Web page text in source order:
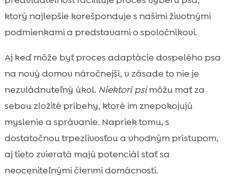
ktorý najlepšie korešponduje s našimi životnými
podmienkami a predstavami o spoločníkovi.
Aj keď môže byť proces adaptácie dospelého psa
na nový domov náročnejší, v zásade to nie je
nezvládnuteľný úkol. Niektorí psimôžu mať za
sebou zložité príbehy, ktoré im znepokojujú
myslenie a správanie. Napriek tomu, s
dostatočnou trpezlivosťou a vhodným prístupom,
aj tieto zvieratá majú potenciál stať sa
neoceniteľnými členmi domácnosti.